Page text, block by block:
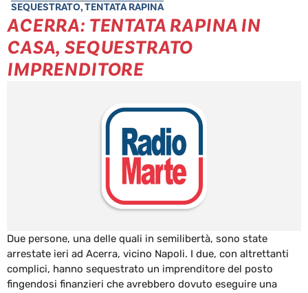
SEQUESTRATO,TENTATA RAPINA
ACERRA: TENTATA RAPINA IN
CASA, SEQUESTRATO
IMPRENDITORE
Due persone, una delle quali in semilibertà, sono state
arrestate ieri ad Acerra, vicino Napoli. I due, con altrettanti
complici, hanno sequestrato un imprenditore del posto
fingendosi finanzieri che avrebbero dovuto eseguire una